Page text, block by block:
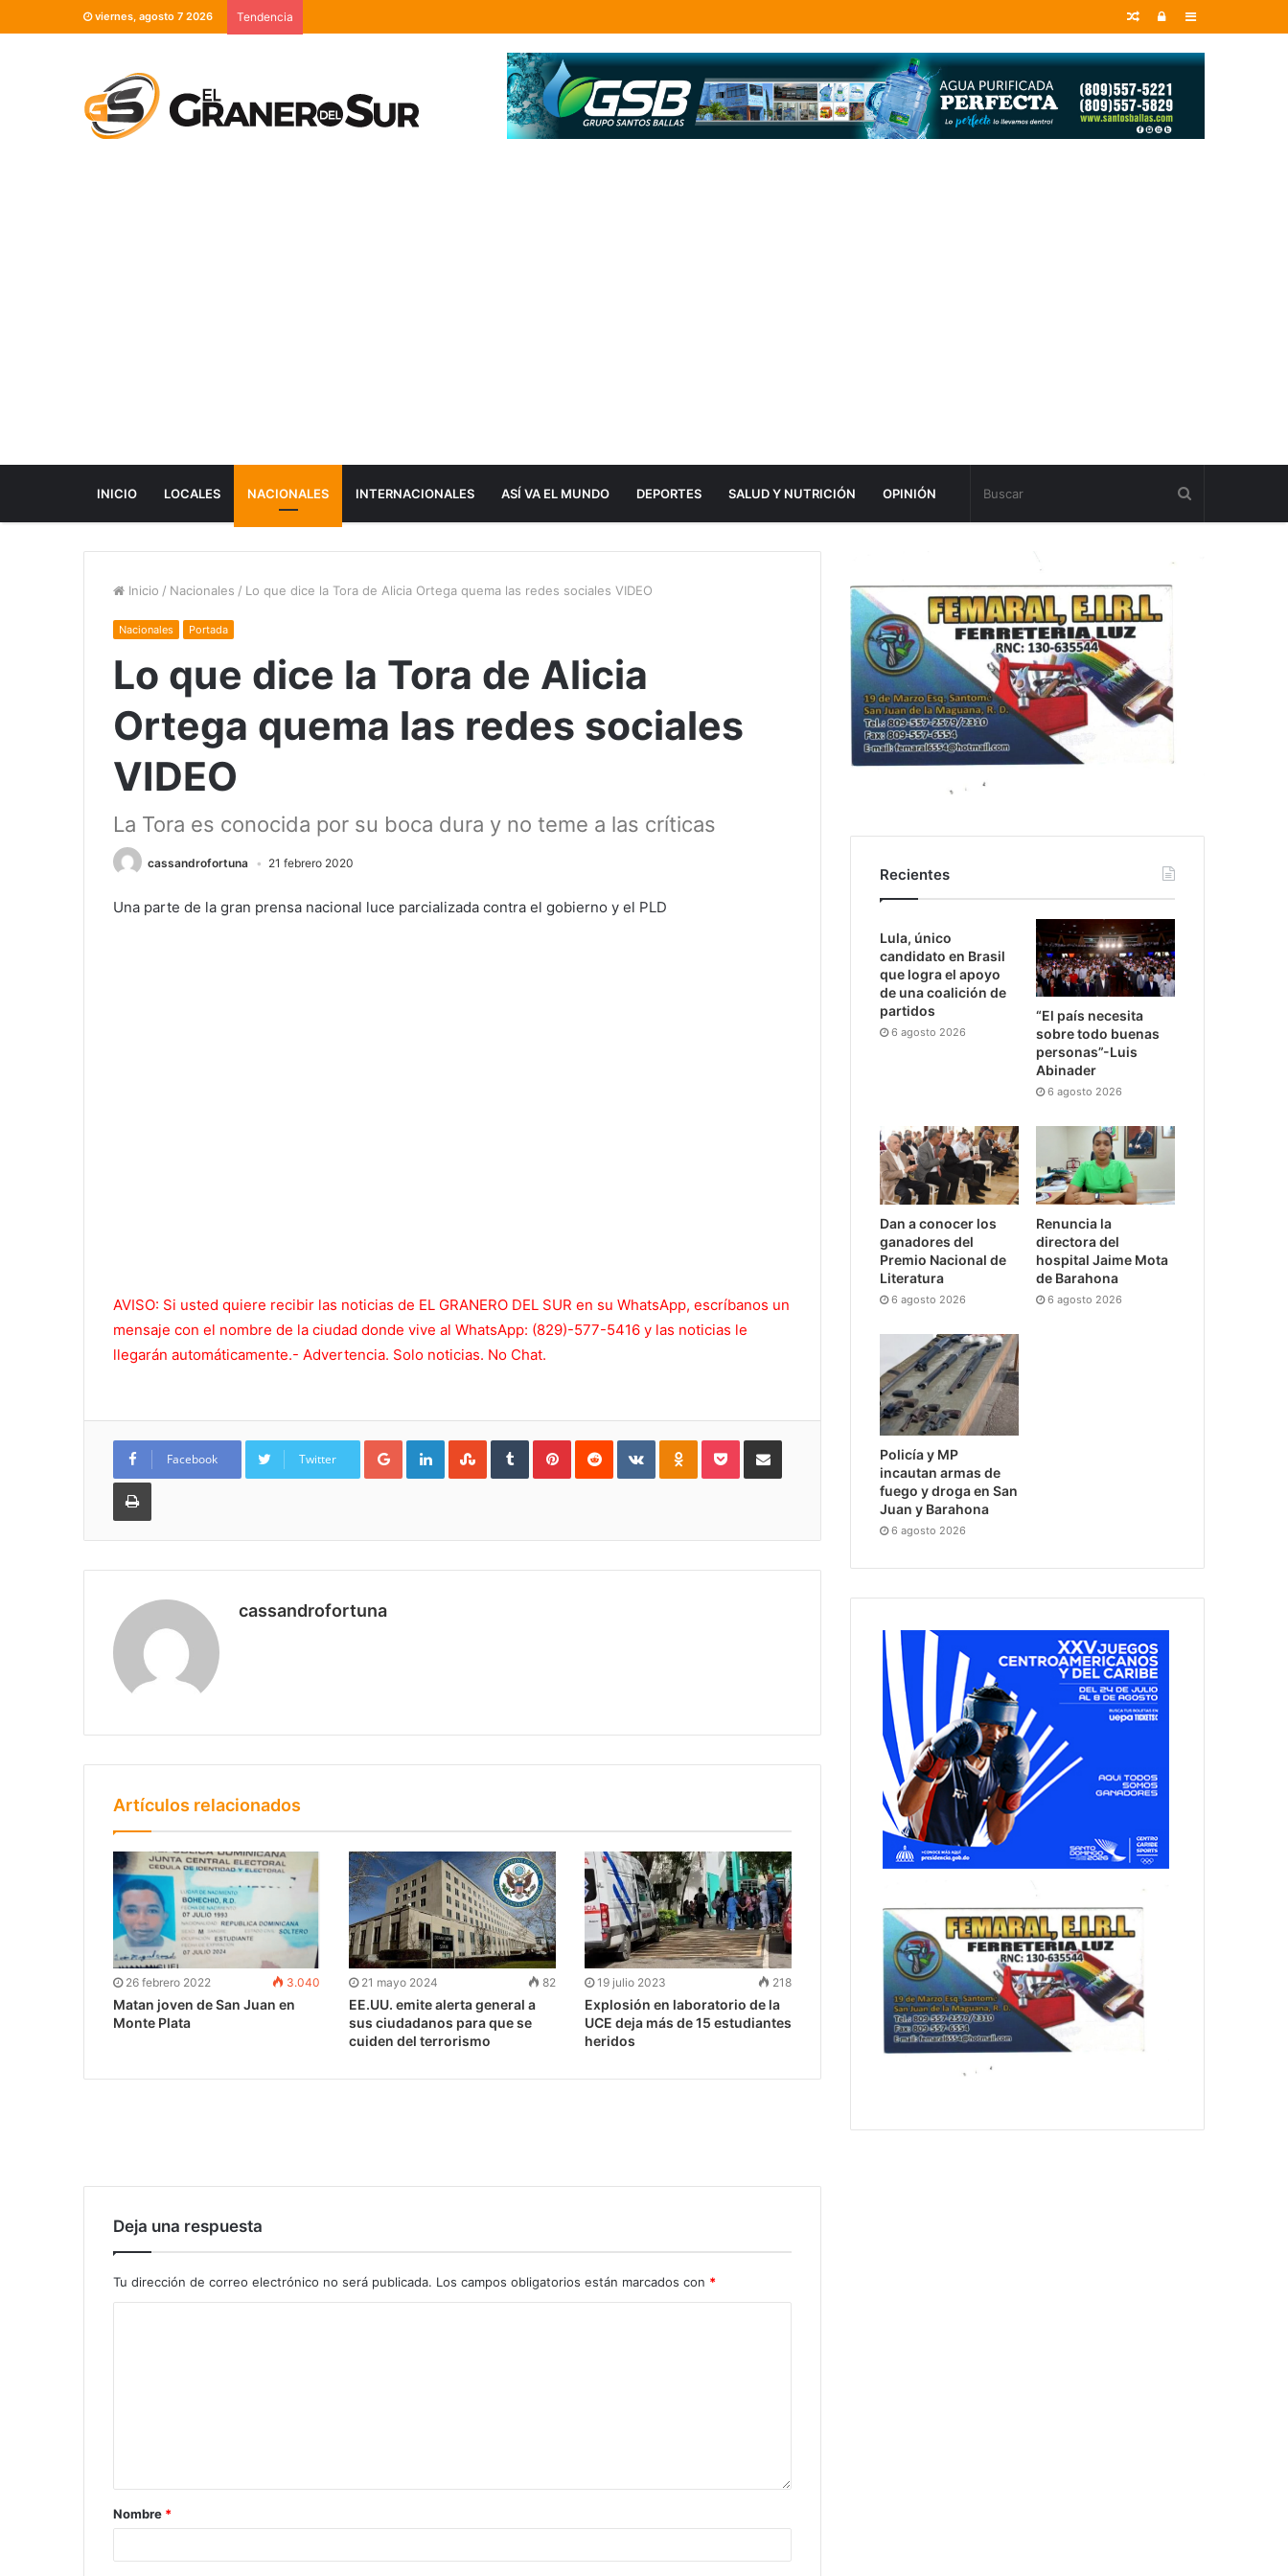
viernes, agosto 7 2026 Tendencia Sidebar
Entrar
Random
INICIO LOCALES NACIONALES INTERNACIONALES ASÍ VA EL MUNDO DEPORTES SALUD Y NUTRICIÓN OPINIÓN
Inicio / Nacionales / Lo que dice la Tora de Alicia Ortega quema las redes sociales VIDEO
Nacionales Portada
Lo que dice la Tora de Alicia
Ortega quema las redes sociales
VIDEO
La Tora es conocida por su boca dura y no teme a las críticas
cassandrofortuna 21 febrero 2020
Una parte de la gran prensa nacional luce parcializada contra el gobierno y el PLD
AVISO: Si usted quiere recibir las noticias de EL GRANERO DEL SUR en su WhatsApp, escríbanos un
mensaje con el nombre de la ciudad donde vive al WhatsApp: (829)-577-5416 y las noticias le
llegarán automáticamente.- Advertencia. Solo noticias. No Chat.
Facebook Twitter
Google+LinkedInStumbleUpon
TumblrPinterestReddit VKontakteOdnoklassniki
PocketCompartir por Correo
Imprimir
cassandrofortuna
Artículos relacionados
26 febrero 2022 3.040
Matan joven de San Juan en
Monte Plata
21 mayo 2024 82
EE.UU. emite alerta general a
sus ciudadanos para que se
cuiden del terrorismo
19 julio 2023 218
Explosión en laboratorio de la
UCE deja más de 15 estudiantes
heridos
Deja una respuesta
Tu dirección de correo electrónico no será publicada. Los campos obligatorios están marcados con *
Nombre *
Recientes
Lula, único
candidato en Brasil
que logra el apoyo
de una coalición de
partidos
6 agosto 2026
“El país necesita
sobre todo buenas
personas”-Luis
Abinader
6 agosto 2026
Dan a conocer los
ganadores del
Premio Nacional de
Literatura
6 agosto 2026
Renuncia la
directora del
hospital Jaime Mota
de Barahona
6 agosto 2026
Policía y MP
incautan armas de
fuego y droga en San
Juan y Barahona
6 agosto 2026